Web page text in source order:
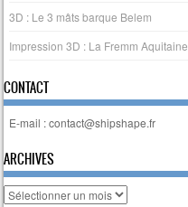
3D : Le 3 mâts barque Belem
Impression 3D : La Fremm Aquitaine
CONTACT
E-mail : contact@shipshape.fr
ARCHIVES
Archives